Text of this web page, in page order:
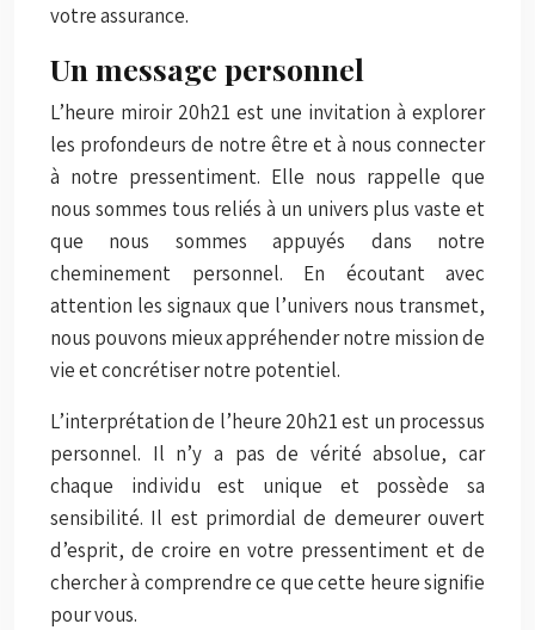
votre assurance.
Un message personnel
L’heure miroir 20h21 est une invitation à explorer
les profondeurs de notre être et à nous connecter
à notre pressentiment. Elle nous rappelle que
nous sommes tous reliés à un univers plus vaste et
que nous sommes appuyés dans notre
cheminement personnel. En écoutant avec
attention les signaux que l’univers nous transmet,
nous pouvons mieux appréhender notre mission de
vie et concrétiser notre potentiel.
L’interprétation de l’heure 20h21 est un processus
personnel. Il n’y a pas de vérité absolue, car
chaque individu est unique et possède sa
sensibilité. Il est primordial de demeurer ouvert
d’esprit, de croire en votre pressentiment et de
chercher à comprendre ce que cette heure signifie
pour vous.